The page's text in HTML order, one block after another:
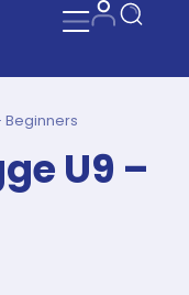
Beginners
U9 –